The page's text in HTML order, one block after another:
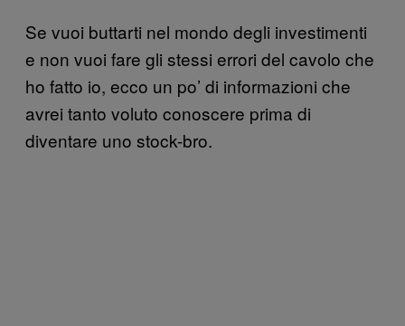
Se vuoi buttarti nel mondo degli investimenti
e non vuoi fare gli stessi errori del cavolo che
ho fatto io, ecco un po’ di informazioni che
avrei tanto voluto conoscere prima di
diventare uno stock-bro.